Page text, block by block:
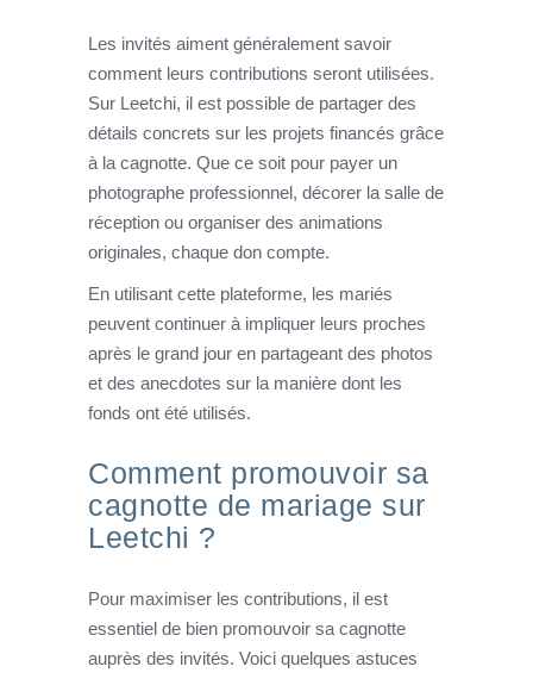
Les invités aiment généralement savoir
comment leurs contributions seront utilisées.
Sur Leetchi, il est possible de partager des
détails concrets sur les projets financés grâce
à la cagnotte. Que ce soit pour payer un
photographe professionnel, décorer la salle de
réception ou organiser des animations
originales, chaque don compte.
En utilisant cette plateforme, les mariés
peuvent continuer à impliquer leurs proches
après le grand jour en partageant des photos
et des anecdotes sur la manière dont les
fonds ont été utilisés.
Comment promouvoir sa
cagnotte de mariage sur
Leetchi ?
Pour maximiser les contributions, il est
essentiel de bien promouvoir sa cagnotte
auprès des invités. Voici quelques astuces